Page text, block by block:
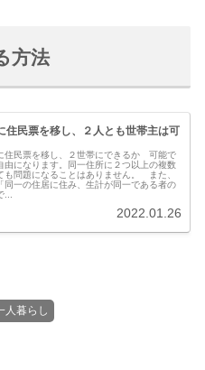
方法
住民票を移し、２人とも世帯主は可
住民票を移し、２世帯にできるか 可能で
由になります。同一住所に２つ以上の複数
も問題になることはありません。 また、
同一の住居に住み、生計が同一である者の
2022.01.26
人暮らし